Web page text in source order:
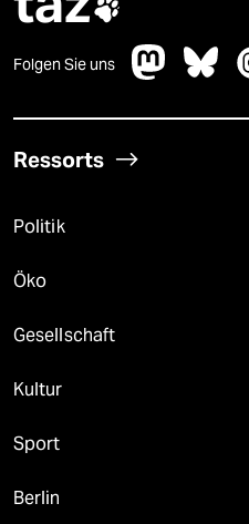

Folgen Sie uns
Ressorts
Politik
Öko
Gesellschaft
Kultur
Sport
Berlin